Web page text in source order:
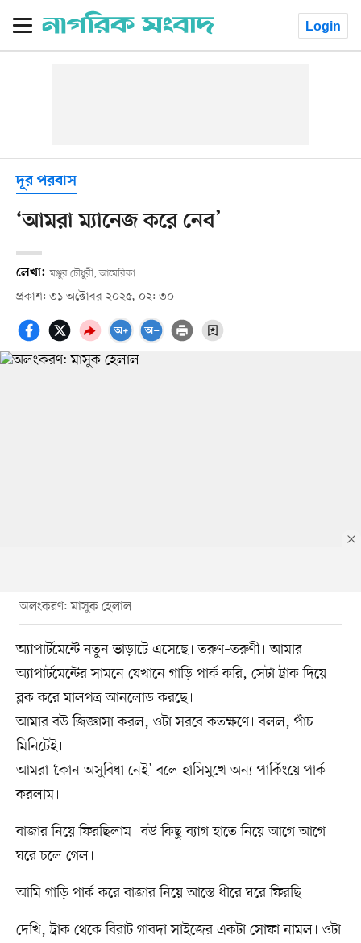
Login
দূর পরবাস
‘আমরা ম্যানেজ করে নেব’
লেখা: মঞ্জুর চৌধুরী, আমেরিকা
প্রকাশ: ৩১ অক্টোবর ২০২৫, ০২: ৩০
অলংকরণ: মাসুক হেলাল
অ্যাপার্টমেন্টে নতুন ভাড়াটে এসেছে। তরুণ–তরুণী। আমার
অ্যাপার্টমেন্টের সামনে যেখানে গাড়ি পার্ক করি, সেটা ট্রাক দিয়ে
ব্লক করে মালপত্র আনলোড করছে।
আমার বউ জিজ্ঞাসা করল, ওটা সরবে কতক্ষণে। বলল, পাঁচ
মিনিটেই।
আমরা ‘কোন অসুবিধা নেই’ বলে হাসিমুখে অন্য পার্কিংয়ে পার্ক
করলাম।
বাজার নিয়ে ফিরছিলাম। বউ কিছু ব্যাগ হাতে নিয়ে আগে আগে
ঘরে চলে গেল।
আমি গাড়ি পার্ক করে বাজার নিয়ে আস্তে ধীরে ঘরে ফিরছি।
দেখি, ট্রাক থেকে বিরাট গাবদা সাইজের একটা সোফা নামল। ওটা